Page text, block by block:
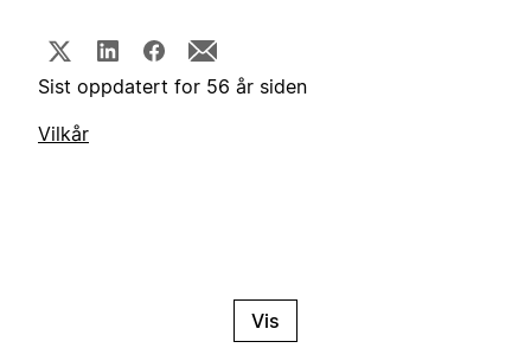
Sist oppdatert for 56 år siden
Vilkår
Vis